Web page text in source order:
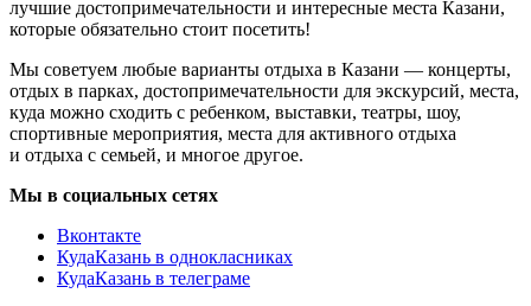
лучшие достопримечательности и интересные места Казани,
которые обязательно стоит посетить!
Мы советуем любые варианты отдыха в Казани — концерты,
отдых в парках, достопримечательности для экскурсий, места,
куда можно сходить с ребенком, выставки, театры, шоу,
спортивные мероприятия, места для активного отдыха
и отдыха с семьей, и многое другое.
Мы в социальных сетях
Вконтакте
КудаКазань в однокласниках
КудаКазань в телеграме